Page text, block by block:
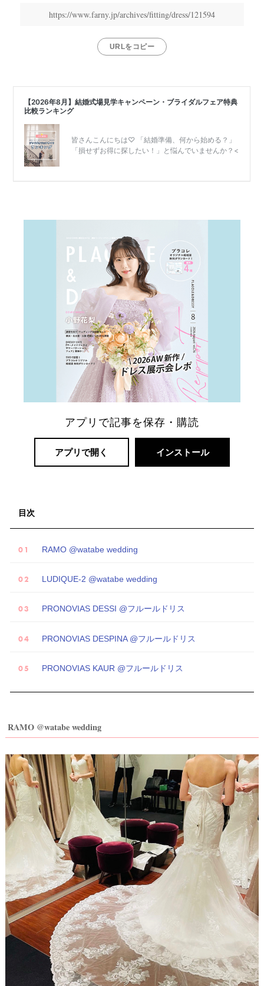
https://www.farny.jp/archives/fitting/dress/121594
URLをコピー
アプリで記事を保存・購読
アプリで開く インストール
目次
RAMO @watabe wedding
LUDIQUE-2 @watabe wedding
PRONOVIAS DESSI @フルールドリス
PRONOVIAS DESPINA @フルールドリス
PRONOVIAS KAUR @フルールドリス
RAMO @watabe wedding
リ
ゾ
ー
ト
婚
試